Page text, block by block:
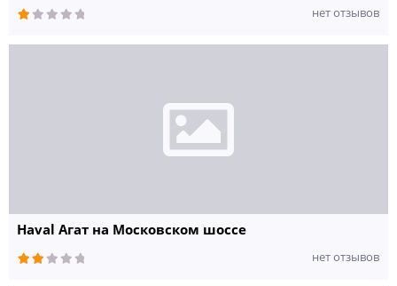
нет отзывов
Haval Агат на Московском шоссе
нет отзывов